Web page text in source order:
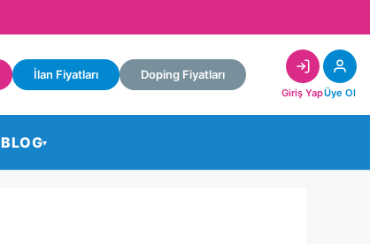
İlan Fiyatları Doping Fiyatları
Giriş YapÜye Ol
BLOG▾